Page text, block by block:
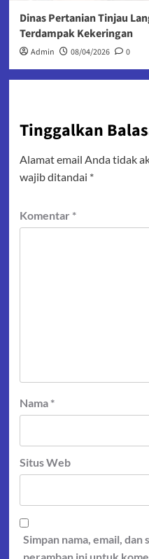
Dinas Pertanian Tinjau
Terdampak Kekeringan
Admin 08/04/2026 0
Tinggalkan
Alamat email Anda tidak
wajib ditandai *
Komentar *
Nama *
Situs Web
Simpan nama, email, dan
peramban ini untuk